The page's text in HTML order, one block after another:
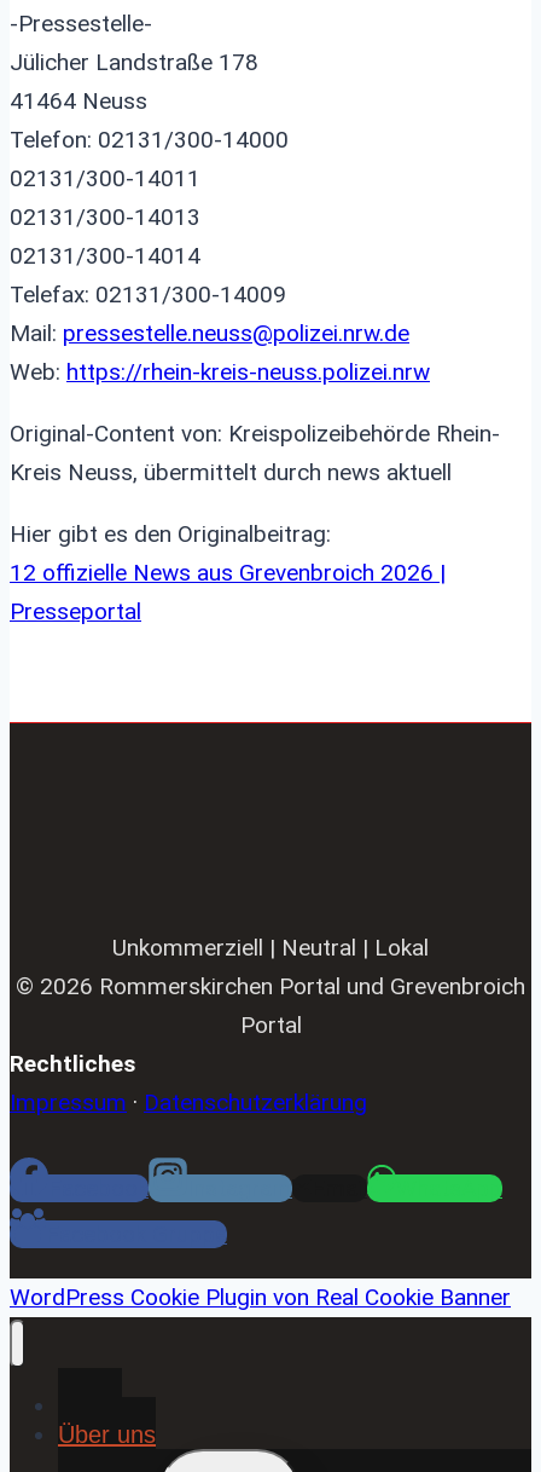
-Pressestelle-
Jülicher Landstraße 178
41464 Neuss
Telefon: 02131/300-14000
02131/300-14011
02131/300-14013
02131/300-14014
Telefax: 02131/300-14009
Mail: pressestelle.neuss@polizei.nrw.de
Web: https://rhein-kreis-neuss.polizei.nrw
Original-Content von: Kreispolizeibehörde Rhein-
Kreis Neuss, übermittelt durch news aktuell
Hier gibt es den Originalbeitrag:
12 offizielle News aus Grevenbroich 2026 |
Presseportal
Unkommerziell | Neutral | Lokal
© 2026 Rommerskirchen Portal und Grevenbroich
Portal
Rechtliches
Impressum · Datenschutzerklärung
Facebook Instagram
WhatsApp
Facebook Gruppe
WordPress Cookie Plugin von Real Cookie Banner
Über uns